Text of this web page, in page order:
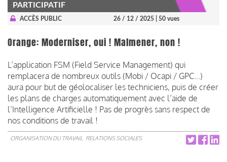
PARTICIPATIF
ACCÈS PUBLIC 26 / 12 / 2025 | 50 vues
Orange: Moderniser, oui ! Malmener, non !
L’application FSM (Field Service Management) qui
remplacera de nombreux outils (Mobi / Ocapi / GPC...)
aura pour but de géolocaliser les techniciens, puis de créer
les plans de charges automatiquement avec l’aide de
l’Intelligence Artificielle ! Pas de progrès sans respect de
nos conditions de travail !
ORGANISATION DU TRAVAIL RELATIONS SOCIALES